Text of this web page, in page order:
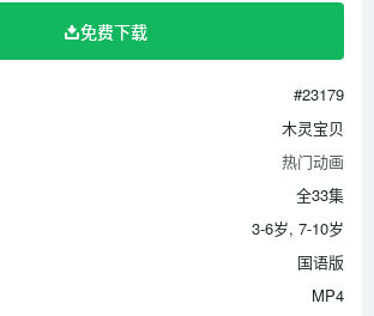
免费下载
#23179
木灵宝贝
热门动画
全33集
3-6岁, 7-10岁
国语版
MP4